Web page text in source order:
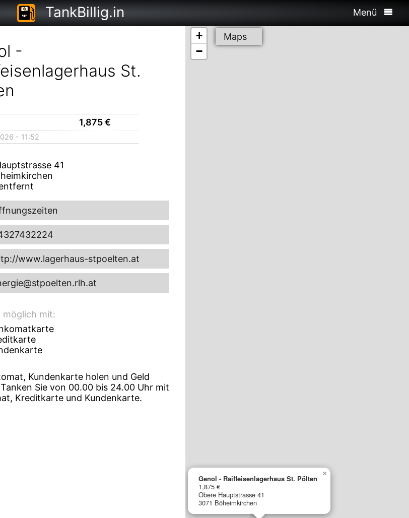
TankBillig.in Menü
-
St.
1,875€
- 11:52
41
www.lagerhaus-stpoelten.at
möglich mit:
Kundenkarte holen und Geld
Sie von 00.00 bis 24.00 Uhr mit
Kreditkarte und Kundenkarte.
Genol - Raiffeisenlagerhaus St. Pölten
1,875 €
Obere Hauptstrasse 41
3071 Böheimkirchen
×
+
−
Maps